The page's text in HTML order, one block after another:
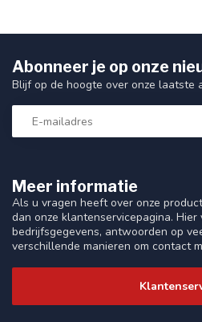
Meer informatie
Als u vragen heeft over onze
dan onze klantenservicepagina. Hier
bedrijfsgegevens, antwoorden op
verschillende manieren om contact
Abonneer je op onze
Blijf op de hoogte over onze laatste